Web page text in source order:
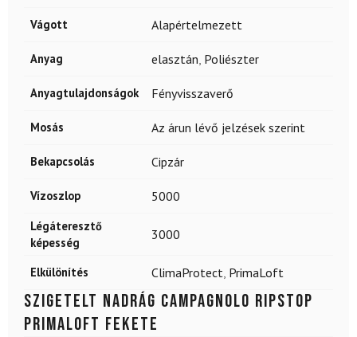
Vágott Alapértelmezett
Anyag elasztán, Poliészter
Anyagtulajdonságok Fényvisszaverő
Mosás Az árun lévő jelzések szerint
Bekapcsolás Cipzár
Vízoszlop 5000
Légáteresztő
képesség
3000
Elkülönítés ClimaProtect, PrimaLoft
Szigetelt nadrág CAMPAGNOLO Ripstop
Primaloft Fekete